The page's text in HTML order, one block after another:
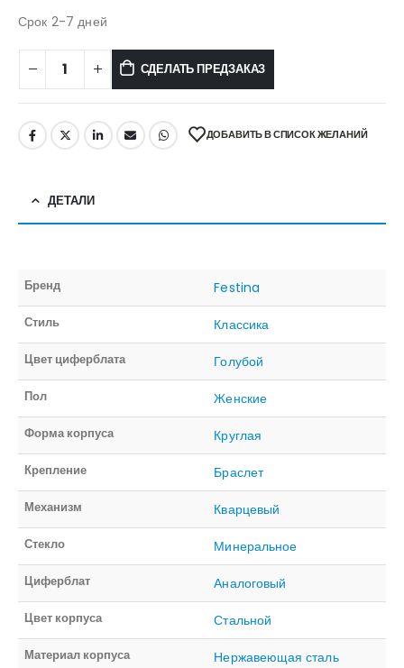
Срок 2-7 дней
СДЕЛАТЬ ПРЕДЗАКАЗ
ДОБАВИТЬ В СПИСОК ЖЕЛАНИЙ
ДЕТАЛИ
Бренд Festina
Стиль Классика
Цвет циферблата Голубой
Пол Женские
Форма корпуса Круглая
Крепление Браслет
Механизм Кварцевый
Стекло Минеральное
Циферблат Аналоговый
Цвет корпуса Стальной
Материал корпуса Нержавеющая сталь